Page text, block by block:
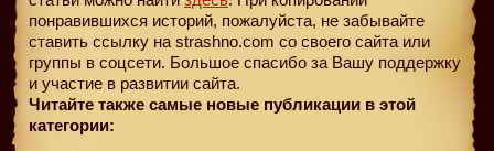
понравившихся историй, пожалуйста, не забывайте
ставить ссылку на strashno.com со своего сайта или
группы в соцсети. Большое спасибо за Вашу поддержку
и участие в развитии сайта.
Читайте также самые новые публикации в этой
категории: